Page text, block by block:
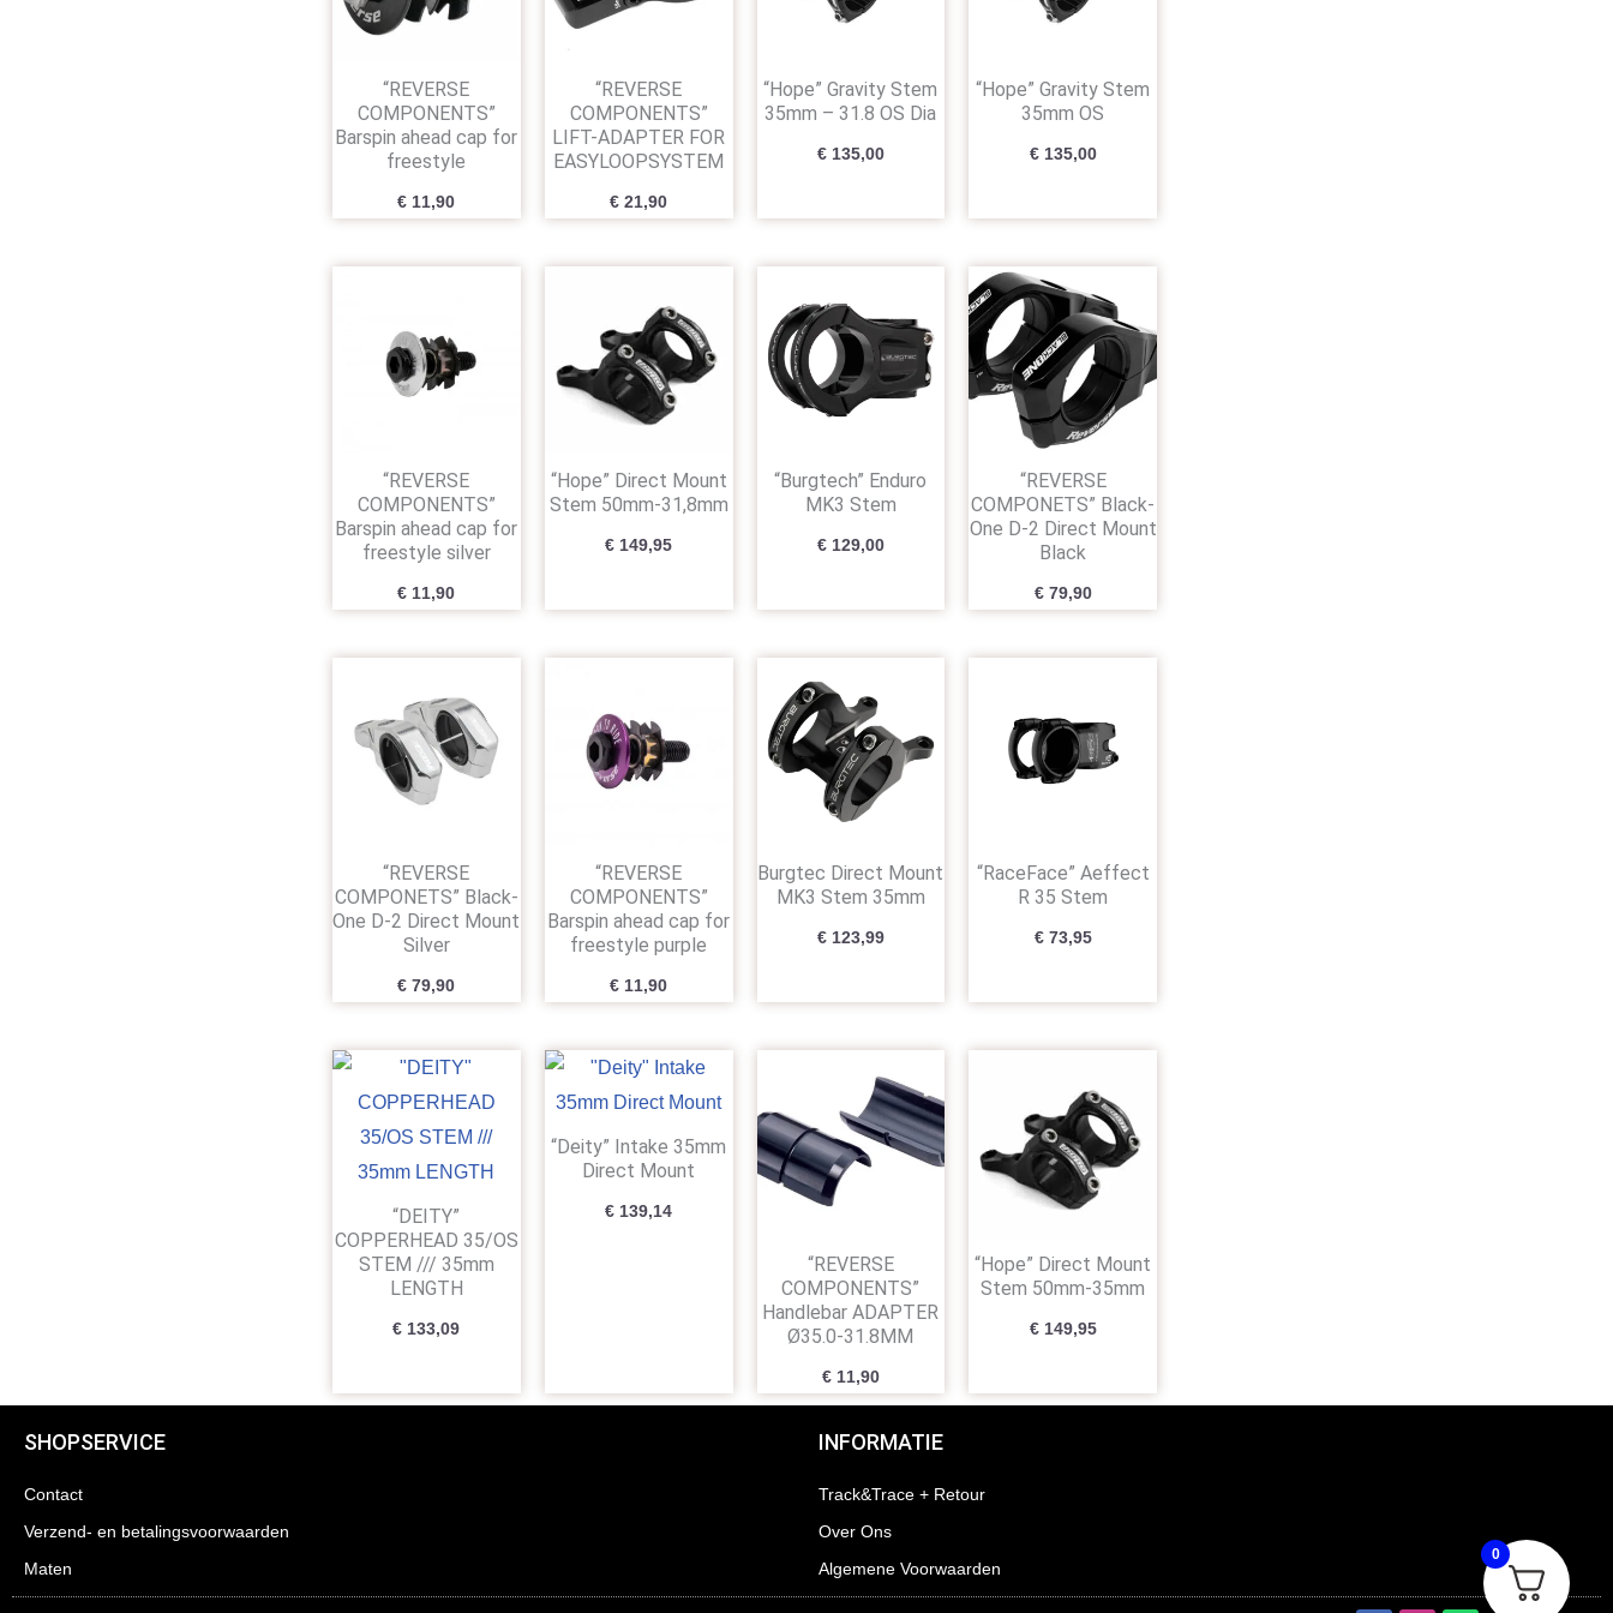
“REVERSE
COMPONENTS”
Barspin ahead cap for
freestyle
€ 11,90
“REVERSE
COMPONENTS”
LIFT-ADAPTER FOR
EASYLOOPSYSTEM
€ 21,90
“Hope” Gravity Stem
35mm – 31.8 OS Dia
€135,00
“Hope” Gravity Stem
35mm OS
€135,00
“REVERSE
COMPONENTS”
Barspin ahead cap for
freestyle silver
€ 11,90
“Hope” Direct Mount
Stem 50mm-31,8mm
€ 149,95
“Burgtech” Enduro
MK3 Stem
€129,00
“REVERSE
COMPONETS” Black-
One D-2 Direct Mount
Black
€79,90
“REVERSE
COMPONETS” Black-
One D-2 Direct Mount
Silver
€ 79,90
“REVERSE
COMPONENTS”
Barspin ahead cap for
freestyle purple
€ 11,90
Burgtec Direct Mount
MK3 Stem 35mm
€123,99
“RaceFace” Aeffect
R 35 Stem
€73,95
“DEITY”
COPPERHEAD 35/OS
STEM /// 35mm
LENGTH
€ 133,09
“Deity” Intake 35mm
Direct Mount
€ 139,14
“REVERSE
COMPONENTS”
Handlebar ADAPTER
Ø35.0-31.8MM
€11,90
“Hope” Direct Mount
Stem 50mm-35mm
€149,95
SHOPSERVICE
Contact
Verzend- en betalingsvoorwaarden
Maten
INFORMATIE
Track&Trace + Retour
Over Ons
Algemene Voorwaarden
0